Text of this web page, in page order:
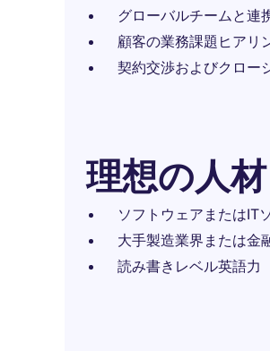
グローバルチームと連
顧客の業務課題ヒアリ
契約交渉およびクロー
理想の人材
ソフトウェアまたはIT
大手製造業界または金
読み書きレベル英語力